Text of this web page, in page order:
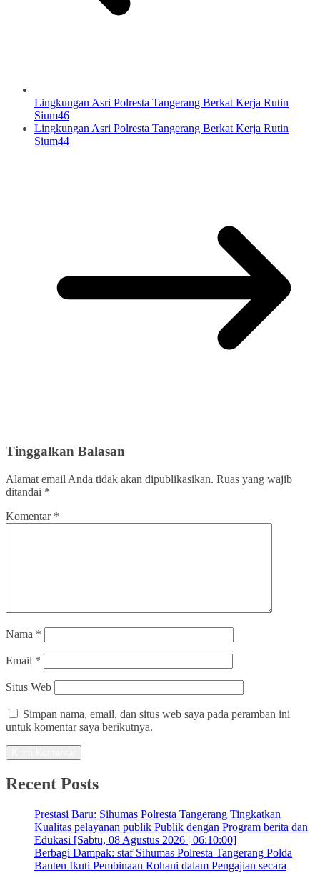
Lingkungan Asri Polresta Tangerang Berkat Kerja Rutin
Sium46
Lingkungan Asri Polresta Tangerang Berkat Kerja Rutin
Sium44
Tinggalkan Balasan
Alamat email Anda tidak akan dipublikasikan. Ruas yang wajib
ditandai *
Komentar *
Nama *
Email *
Situs Web
Simpan nama, email, dan situs web saya pada peramban ini
untuk komentar saya berikutnya.
Recent Posts
Prestasi Baru: Sihumas Polresta Tangerang Tingkatkan
Kualitas pelayanan publik Publik dengan Program berita dan
Edukasi [Sabtu, 08 Agustus 2026 | 06:10:00]
Berbagi Dampak: staf Sihumas Polresta Tangerang Polda
Banten Ikuti Pembinaan Rohani dalam Pengajian secara